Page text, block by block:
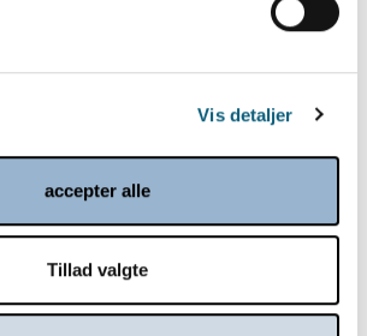
Vis detaljer
accepter alle
Tillad valgte
Nyt 27. januar 2026